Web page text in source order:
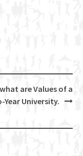
are Values of a
Year University.